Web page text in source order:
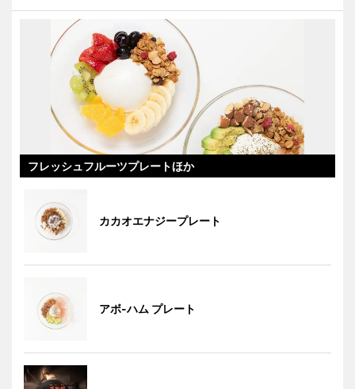
フレッシュフルーツプレートほか
カカオエナジープレート
アボ-ハム プレート